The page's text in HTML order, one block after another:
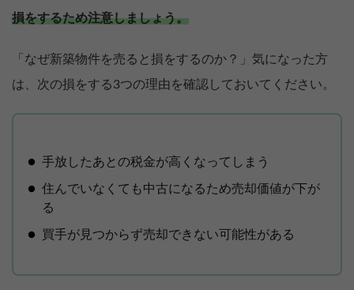
損をするため注意しましょう。
「なぜ新築物件を売ると損をするのか？」気になった方
は、次の損をする3つの理由を確認しておいてください。
手放したあとの税金が高くなってしまう
住んでいなくても中古になるため売却価値が下が
る
買手が見つからず売却できない可能性がある